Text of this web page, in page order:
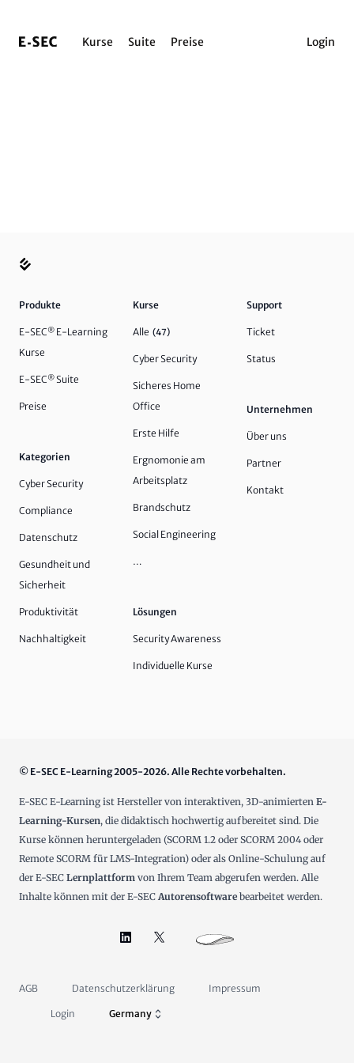
Kurse Suite Preise Login
Produkte
E-SEC® E-Learning
Kurse
E-SEC®Suite
Preise
Kategorien
Cyber Security
Compliance
Datenschutz
Gesundheit und
Sicherheit
Produktivität
Nachhaltigkeit
Kurse
Alle (47)
Cyber Security
Sicheres Home
Office
Erste Hilfe
Ergnomonie am
Arbeitsplatz
Brandschutz
Social Engineering
…
Lösungen
Security Awareness
Individuelle Kurse
Support
Ticket
Status
Unternehmen
Über uns
Partner
Kontakt
© E-SEC E-Learning 2005-2026. Alle Rechte vorbehalten.
E-SEC E-Learning ist Hersteller von interaktiven, 3D-animierten E-
Learning-Kursen, die didaktisch hochwertig aufbereitet sind. Die
Kurse können heruntergeladen (SCORM 1.2 oder SCORM 2004 oder
Remote SCORM für LMS-Integration) oder als Online-Schulung auf
der E-SEC Lernplattform von Ihrem Team abgerufen werden. Alle
Inhalte können mit der E-SEC Autorensoftware bearbeitet werden.
AGB Datenschutzerklärung Impressum
Login Germany